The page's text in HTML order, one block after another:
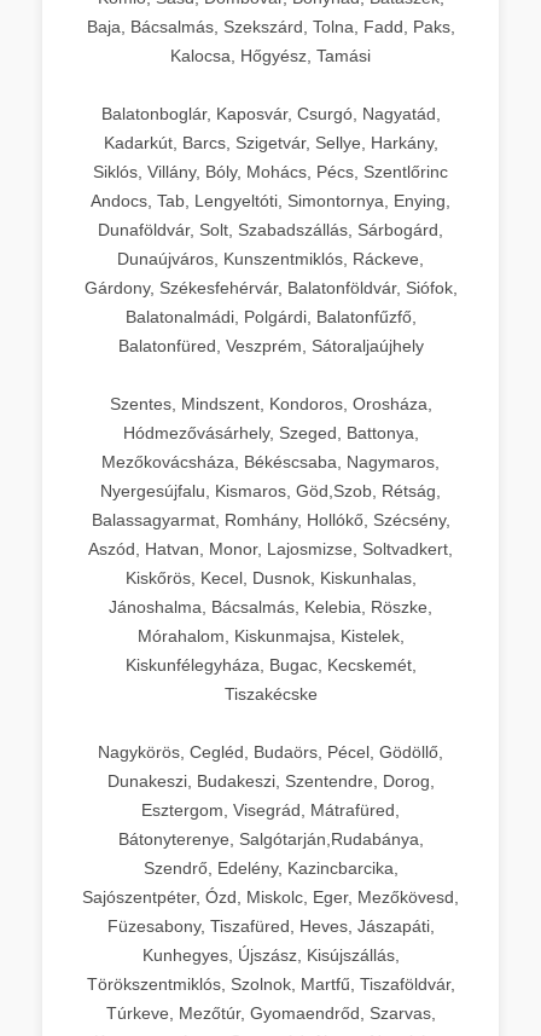
Baja, Bácsalmás, Szekszárd, Tolna, Fadd, Paks,
Kalocsa, Hőgyész, Tamási
Balatonboglár, Kaposvár, Csurgó, Nagyatád,
Kadarkút, Barcs, Szigetvár, Sellye, Harkány,
Siklós, Villány, Bóly, Mohács, Pécs, Szentlőrinc
Andocs, Tab, Lengyeltóti, Simontornya, Enying,
Dunaföldvár, Solt, Szabadszállás, Sárbogárd,
Dunaújváros, Kunszentmiklós, Ráckeve,
Gárdony, Székesfehérvár, Balatonföldvár, Siófok,
Balatonalmádi, Polgárdi, Balatonfűzfő,
Balatonfüred, Veszprém, Sátoraljaújhely
Szentes, Mindszent, Kondoros, Orosháza,
Hódmezővásárhely, Szeged, Battonya,
Mezőkovácsháza, Békéscsaba, Nagymaros,
Nyergesújfalu, Kismaros, Göd,Szob, Rétság,
Balassagyarmat, Romhány, Hollókő, Szécsény,
Aszód, Hatvan, Monor, Lajosmizse, Soltvadkert,
Kiskőrös, Kecel, Dusnok, Kiskunhalas,
Jánoshalma, Bácsalmás, Kelebia, Röszke,
Mórahalom, Kiskunmajsa, Kistelek,
Kiskunfélegyháza, Bugac, Kecskemét,
Tiszakécske
Nagykörös, Cegléd, Budaörs, Pécel, Gödöllő,
Dunakeszi, Budakeszi, Szentendre, Dorog,
Esztergom, Visegrád, Mátrafüred,
Bátonyterenye, Salgótarján,Rudabánya,
Szendrő, Edelény, Kazincbarcika,
Sajószentpéter, Ózd, Miskolc, Eger, Mezőkövesd,
Füzesabony, Tiszafüred, Heves, Jászapáti,
Kunhegyes, Újszász, Kisújszállás,
Törökszentmiklós, Szolnok, Martfű, Tiszaföldvár,
Túrkeve, Mezőtúr, Gyomaendrőd, Szarvas,